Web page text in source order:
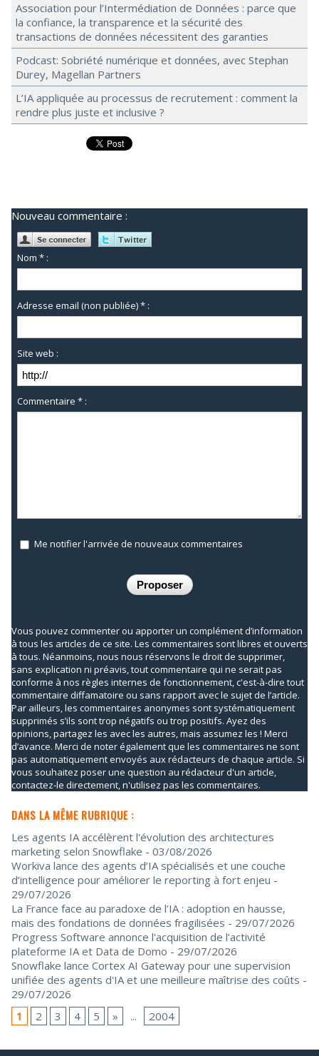
Association pour l’Intermédiation de Données : parce que
la confiance, la transparence et la sécurité des
transactions de données nécessitent des garanties
Podcast: Sobriété numérique et données, avec Stephan
Durey, Magellan Partners
L’IA appliquée au processus de recrutement : comment la
rendre plus juste et inclusive ?
Nouveau commentaire :
Nom * :
Adresse email (non publiée) * :
Site web :
Commentaire * :
Me notifier l'arrivée de nouveaux commentaires
Vous pouvez commenter ou apporter un complément d’information
à tous les articles de ce site. Les commentaires sont libres et ouverts
à tous. Néanmoins, nous nous réservons le droit de supprimer,
sans explication ni préavis, tout commentaire qui ne serait pas
conforme à nos règles internes de fonctionnement, c'est-à-dire tout
commentaire diffamatoire ou sans rapport avec le sujet de l’article.
Par ailleurs, les commentaires anonymes sont systématiquement
supprimés s’ils sont trop négatifs ou trop positifs. Ayez des
opinions, partagez les avec les autres, mais assumez les ! Merci
d’avance. Merci de noter également que les commentaires ne sont
pas automatiquement envoyés aux rédacteurs de chaque article. Si
vous souhaitez poser une question au rédacteur d'un article,
contactez-le directement, n'utilisez pas les commentaires.
DANS LA MÊME RUBRIQUE :
Les agents IA accélèrent l'évolution des architectures
marketing selon Snowflake - 03/08/2026
Workiva lance des agents d’IA spécialisés et une couche
d’intelligence pour améliorer le reporting à fort enjeu -
29/07/2026
La France face au paradoxe de l’IA : adoption en hausse,
mais des fondations de données fragilisées - 29/07/2026
Progress Software annonce l'acquisition de l’activité
plateforme IA et Data de Domo - 29/07/2026
Snowflake lance Cortex AI Gateway pour une supervision
unifiée des agents d'IA et une meilleure maîtrise des coûts -
29/07/2026
1
2 3 4 5 » ... 2004